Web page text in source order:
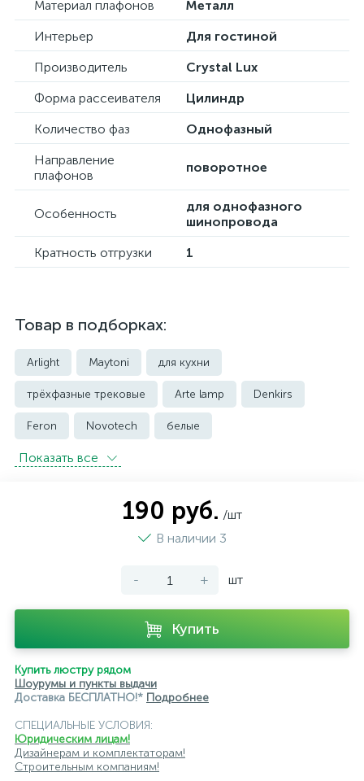
Материал плафонов
Металл
Интерьер
Для гостиной
Производитель
Crystal Lux
Форма рассеивателя
Цилиндр
Количество фаз
Однофазный
Направление
плафонов
поворотное
Особенность
для однофазного
шинопровода
Кратность отгрузки
1
Товар в подборках:
Arlight Maytoni для кухни
трёхфазные трековые Arte lamp Denkirs
Feron Novotech белые
встраиваемые трековые
модульные трековые подвесные трековые
светильники для модульной системы
черные ЭРА Crystal Lux Ambrella
Показать всe
190 руб. /шт
В наличии 3
- + шт
Купить
Купить люстру рядом
Шоурумы и пункты выдачи
Доставка БЕСПЛАТНО!* Подробнее
СПЕЦИАЛЬНЫЕ УСЛОВИЯ:
Юридическим лицам!
Дизайнерам и комплектаторам!
Строительным компаниям!